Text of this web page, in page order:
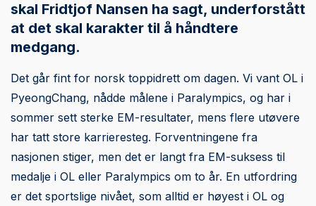
skal Fridtjof Nansen ha sagt, underforstått
at det skal karakter til å håndtere
medgang.
Det går fint for norsk toppidrett om dagen. Vi vant OL i
PyeongChang, nådde målene i Paralympics, og har i
sommer sett sterke EM-resultater, mens flere utøvere
har tatt store karrieresteg. Forventningene fra
nasjonen stiger, men det er langt fra EM-suksess til
medalje i OL eller Paralympics om to år. En utfordring
er det sportslige nivået, som alltid er høyest i OL og